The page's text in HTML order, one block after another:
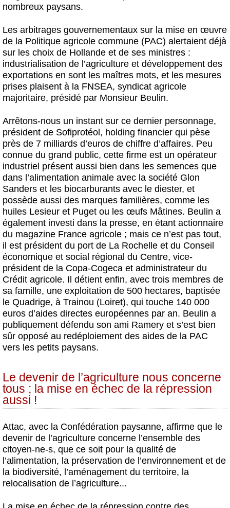
nombreux paysans.
Les arbitrages gouvernementaux sur la mise en œuvre
de la Politique agricole commune (PAC) alertaient déjà
sur les choix de Hollande et de ses ministres :
industrialisation de l’agriculture et développement des
exportations en sont les maîtres mots, et les mesures
prises plaisent à la FNSEA, syndicat agricole
majoritaire, présidé par Monsieur Beulin.
Arrêtons-nous un instant sur ce dernier personnage,
président de Sofiprotéol, holding financier qui pèse
près de 7 milliards d’euros de chiffre d’affaires. Peu
connue du grand public, cette firme est un opérateur
industriel présent aussi bien dans les semences que
dans l’alimentation animale avec la société Glon
Sanders et les biocarburants avec le diester, et
possède aussi des marques familières, comme les
huiles Lesieur et Puget ou les œufs Mâtines. Beulin a
également investi dans la presse, en étant actionnaire
du magazine France agricole ; mais ce n’est pas tout,
il est président du port de La Rochelle et du Conseil
économique et social régional du Centre, vice-
président de la Copa-Cogeca et administrateur du
Crédit agricole. Il détient enfin, avec trois membres de
sa famille, une exploitation de 500 hectares, baptisée
le Quadrige, à Trainou (Loiret), qui touche 140 000
euros d’aides directes européennes par an. Beulin a
publiquement défendu son ami Ramery et s’est bien
sûr opposé au redéploiement des aides de la PAC
vers les petits paysans.
Le devenir de l’agriculture nous concerne
tous ; la mise en échec de la répression
aussi !
Attac, avec la Confédération paysanne, affirme que le
devenir de l’agriculture concerne l’ensemble des
citoyen-ne-s, que ce soit pour la qualité de
l’alimentation, la préservation de l’environnement et de
la biodiversité, l’aménagement du territoire, la
relocalisation de l’agriculture...